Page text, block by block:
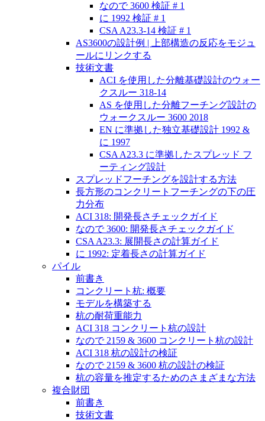
なので 3600 検証 # 1
に 1992 検証 # 1
CSA A23.3-14 検証 # 1
AS3600の設計例 | 上部構造の反応をモジュ
ールにリンクする
技術文書
ACI を使用した分離基礎設計のウォー
クスルー 318-14
AS を使用した分離フーチング設計の
ウォークスルー 3600 2018
EN に準拠した独立基礎設計 1992 &
に 1997
CSA A23.3 に準拠したスプレッド フ
ーティング設計
スプレッドフーチングを設計する方法
長方形のコンクリートフーチングの下の圧
力分布
ACI 318: 開発長さチェックガイド
なので 3600: 開発長さチェックガイド
CSA A23.3: 展開長さの計算ガイド
に 1992: 定着長さの計算ガイド
パイル
前書き
コンクリート杭: 概要
モデルを構築する
杭の耐荷重能力
ACI 318 コンクリート杭の設計
なので 2159 & 3600 コンクリート杭の設計
ACI 318 杭の設計の検証
なので 2159 & 3600 杭の設計の検証
杭の容量を推定するためのさまざまな方法
複合財団
前書き
技術文書